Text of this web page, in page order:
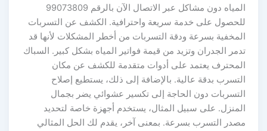
المياه دون مشاكل عبر الاتصال الآن بالرقم 99073809
للحصول على خدمة سريعة واحترافية. الكشف عن التسربات
المخفية بسرعة ودقة التسربات من أخطر المشكلات لأنها قد
تدمر الجدران وتزيد من قيمة فواتير المياه بشكل كبير. السباك
المحترف يعتمد على أدوات متقدمة للكشف عن مكان
التسرب بدقة عالية. بالإضافة إلى ذلك، يستطيع إصلاح
التسربات دون الحاجة إلى تكسير عشوائي يضر بجمال
المنزل. على سبيل المثال، يستخدم أجهزة خاصة لتحديد
مصدر التسرب بسرعة. بمعنى آخر، يقدم لك الحل المثالي